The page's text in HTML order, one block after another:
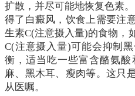
扩散，并尽可能地恢复色素。
得了白癜风，饮食上需要注
生素C(注意摄入量)的食物，
C(注意摄入量)可能会抑制
衡，适当吃一些富含酪氨
麻、黑木耳、瘦肉等。这只
从医嘱。